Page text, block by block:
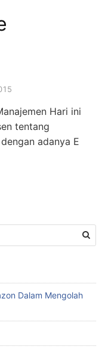
Hari ini
tentang
adanya E
Dalam Mengolah